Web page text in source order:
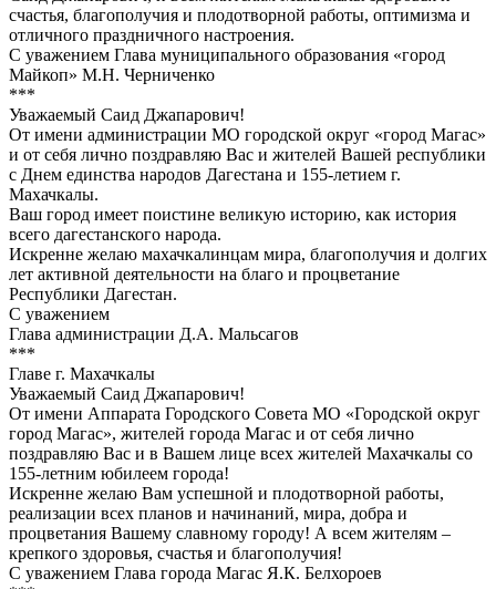
счастья, благополучия и плодотворной работы, оптимизма и
отличного праздничного настроения.
С уважением Глава муниципального образования «город
Майкоп» М.Н. Черниченко
***
Уважаемый Саид Джапарович!
От имени администрации МО городской округ «город Магас»
и от себя лично поздравляю Вас и жителей Вашей республики
с Днем единства народов Дагестана и 155-летием г.
Махачкалы.
Ваш город имеет поистине великую историю, как история
всего дагестанского народа.
Искренне желаю махачкалинцам мира, благополучия и долгих
лет активной деятельности на благо и процветание
Республики Дагестан.
С уважением
Глава администрации Д.А. Мальсагов
***
Главе г. Махачкалы
Уважаемый Саид Джапарович!
От имени Аппарата Городского Совета МО «Городской округ
город Магас», жителей города Магас и от себя лично
поздравляю Вас и в Вашем лице всех жителей Махачкалы со
155-летним юбилеем города!
Искренне желаю Вам успешной и плодотворной работы,
реализации всех планов и начинаний, мира, добра и
процветания Вашему славному городу! А всем жителям –
крепкого здоровья, счастья и благополучия!
С уважением Глава города Магас Я.К. Белхороев